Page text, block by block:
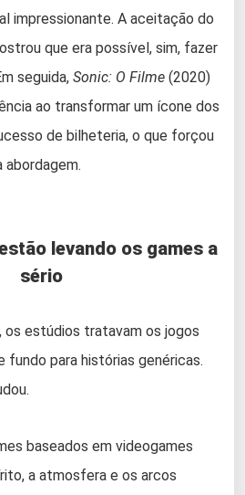
impressionante. A aceitação do
que era possível, sim, fazer
seguida, Sonic: O Filme (2020)
ao transformar um ícone dos
de bilheteria, o que forçou
abordagem.
levando os games a
sério
os estúdios tratavam os jogos
fundo para histórias genéricas.
baseados em videogames
a atmosfera e os arcos